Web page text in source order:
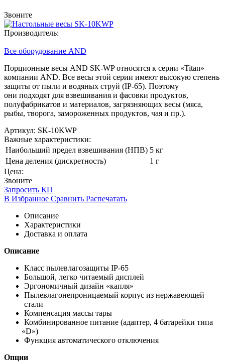
Звоните
Производитель:
Все оборудование AND
Порционные весы AND SK-WP относятся к серии «Titan»
компании AND. Все весы этой серии имеют высокую степень
защиты от пыли и водяных струй (IP-65). Поэтому
они подходят для взвешивания и фасовки продуктов,
полуфабрикатов и материалов, загрязняющих весы (мяса,
рыбы, творога, замороженных продуктов, чая и пр.).
Артикул: SK-10KWP
Важные характеристики:
Наибольший предел взвешивания (НПВ) 5 кг
Цена деления (дискретность)
1 г
Цена:
Звоните
Запросить КП
В Избранное Сравнить Распечатать
Описание
Характеристики
Доставка и оплата
Описание
Класс пылевлагозащиты IP-65
Большой, легко читаемый дисплей
Эргономичный дизайн «капля»
Пылевлагонепроницаемый корпус из нержавеющей
стали
Компенсация массы тары
Комбинированное питание (адаптер, 4 батарейки типа
«D»)
Функция автоматического отключения
Опции